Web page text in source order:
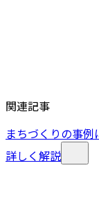
関連記事
まちづくりの事
詳しく解説